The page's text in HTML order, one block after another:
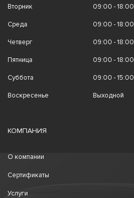
Вторник 09:00 - 18:00
Среда 09:00 - 18:00
Четверг 09:00 - 18:00
Пятница 09:00 - 18:00
Суббота 09:00 - 15:00
Воскресенье Выходной
КОМПАНИЯ
О компании
Сертификаты
Услуги